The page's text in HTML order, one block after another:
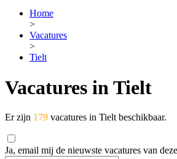
Home
>
Vacatures
>
Tielt
Vacatures in Tielt
Er zijn 179 vacatures in Tielt beschikbaar.
Ja, email mij de nieuwste vacatures van